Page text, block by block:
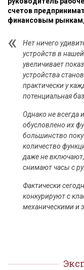
счетов
финансовым
Нет ничего
устройств в
увеличивает
устройства
практически у
потенциальная
Однако не всегда
обусловлено их
большинство
количество
даже не
снимают часы с
Фактически
конкурируют с
механическими и